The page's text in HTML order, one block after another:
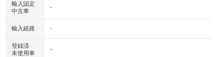
輸入認定
中古車
-
輸入経路 -
登録済
未使用車
-